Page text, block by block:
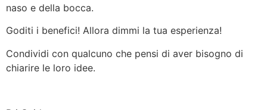
naso e della bocca.
Goditi i benefici! Allora dimmi la tua esperienza!
Condividi con qualcuno che pensi di aver bisogno di
chiarire le loro idee.